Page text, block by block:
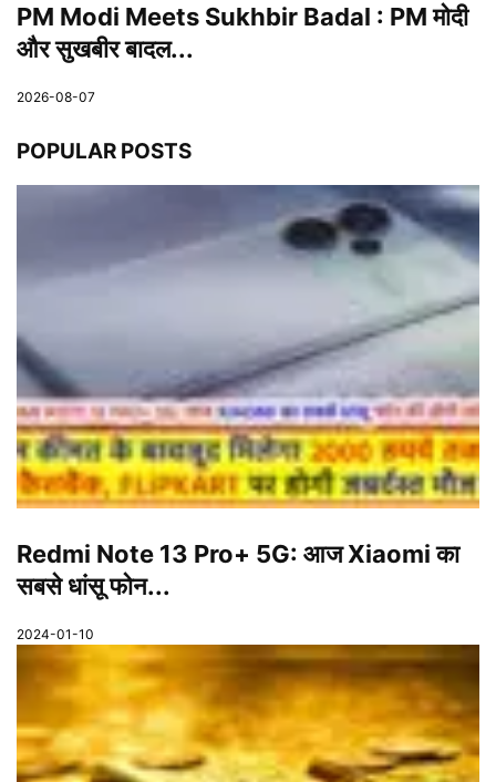
PM Modi Meets Sukhbir Badal : PM मोदी
और सुखबीर बादल...
2026-08-07
POPULAR POSTS
Redmi Note 13 Pro+ 5G: आज Xiaomi का
सबसे धांसू फोन...
2024-01-10